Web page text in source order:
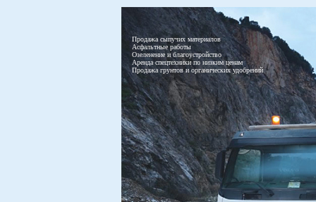
Продажа сыпучих материалов
Асфальтные работы
Озеленение и благоустройство
Аренда спецтехники по низким ценам
Продажа грунтов и органических удобрений